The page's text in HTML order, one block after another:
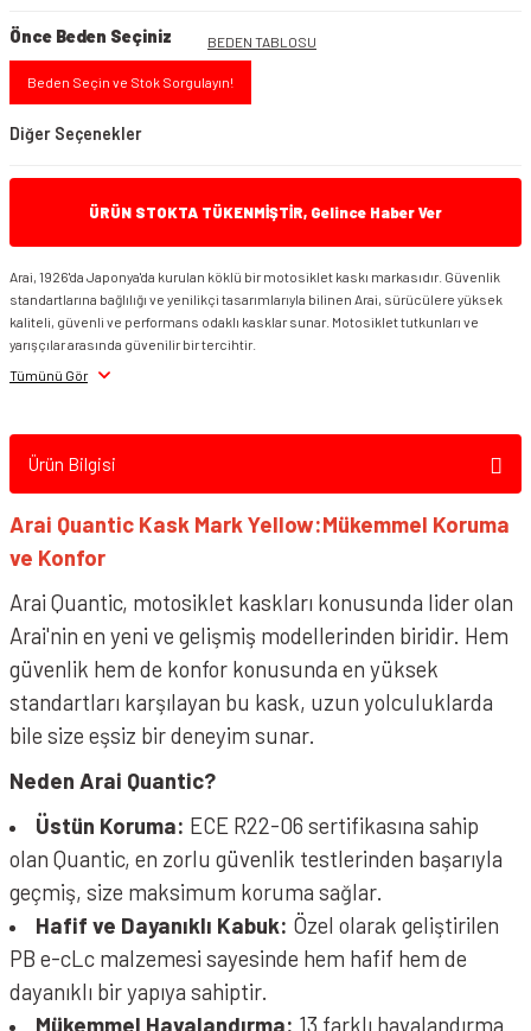
Önce Beden Seçiniz BEDEN TABLOSU
Beden Seçin ve Stok Sorgulayın!
Diğer Seçenekler
ÜRÜN STOKTA TÜKENMİŞTİR, Gelince Haber Ver
Arai, 1926'da Japonya'da kurulan köklü bir motosiklet kaskı markasıdır. Güvenlik
standartlarına bağlılığı ve yenilikçi tasarımlarıyla bilinen Arai, sürücülere yüksek
kaliteli, güvenli ve performans odaklı kasklar sunar. Motosiklet tutkunları ve
yarışçılar arasında güvenilir bir tercihtir.
Tümünü Gör
Ürün Bilgisi
Arai Quantic Kask Mark Yellow:Mükemmel Koruma
ve Konfor
Arai Quantic, motosiklet kaskları konusunda lider olan
Arai'nin en yeni ve gelişmiş modellerinden biridir. Hem
güvenlik hem de konfor konusunda en yüksek
standartları karşılayan bu kask, uzun yolculuklarda
bile size eşsiz bir deneyim sunar.
Neden Arai Quantic?
Üstün Koruma: ECE R22-06 sertifikasına sahip
olan Quantic, en zorlu güvenlik testlerinden başarıyla
geçmiş, size maksimum koruma sağlar.
Hafif ve Dayanıklı Kabuk: Özel olarak geliştirilen
PB e-cLc malzemesi sayesinde hem hafif hem de
dayanıklı bir yapıya sahiptir.
Mükemmel Havalandırma: 13 farklı havalandırma